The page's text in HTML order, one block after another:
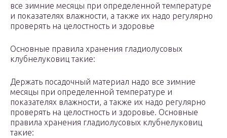
все зимние месяцы при определенной температуре
и показателях влажности, а также их надо регулярно
проверять на целостность и здоровье
Основные правила хранения гладиолусовых
клубнелуковиц такие:
Держать посадочный материал надо все зимние
месяцы при определенной температуре и
показателях влажности, а также их надо регулярно
проверять на целостность и здоровье. Основные
правила хранения гладиолусовых клубнелуковиц
такие: